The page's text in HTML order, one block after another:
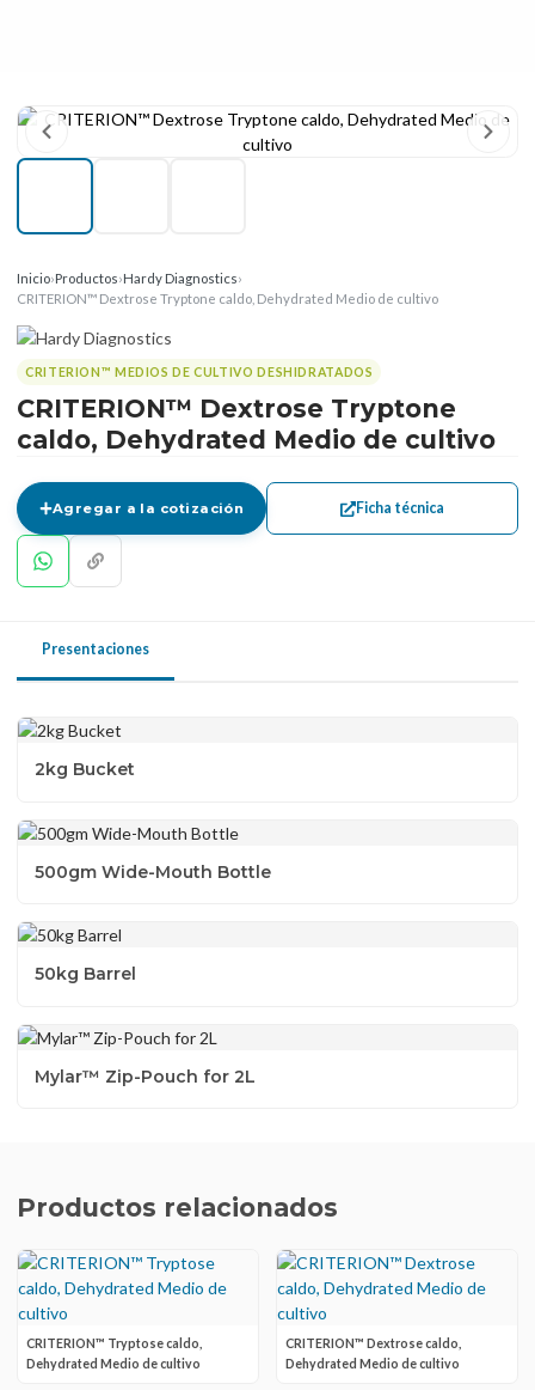
Inicio›Productos›Hardy Diagnostics›
CRITERION™ Dextrose Tryptone caldo, Dehydrated Medio de cultivo
CRITERION™ MEDIOS DE CULTIVO DESHIDRATADOS
CRITERION™ Dextrose Tryptone
caldo, Dehydrated Medio de cultivo
Agregar a la cotización Ficha técnica
Presentaciones
2kg Bucket
500gm Wide-Mouth Bottle
50kg Barrel
Mylar™ Zip-Pouch for 2L
Productos relacionados
CRITERION™ Tryptose caldo,
Dehydrated Medio de cultivo
CRITERION™ Dextrose caldo,
Dehydrated Medio de cultivo